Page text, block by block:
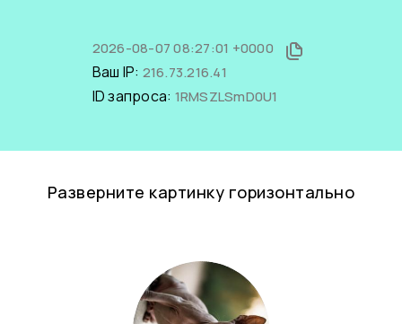
2026-08-07 08:27:01 +0000
Ваш IP: 216.73.216.41
ID запроса: 1RMSZLSmD0U1
Разверните картинку горизонтально